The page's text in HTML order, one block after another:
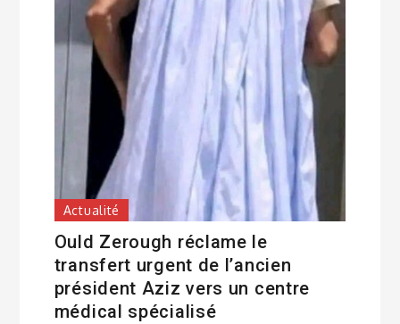
Actualité
Ould Zerough réclame le
transfert urgent de l’ancien
président Aziz vers un centre
médical spécialisé